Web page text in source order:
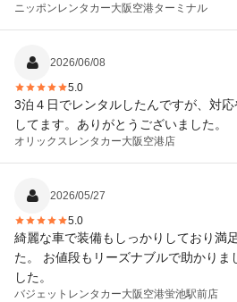
ニッポンレンタカー大阪空港ターミナル
2026/06/08
5.0
3泊４日でレンタルしたんですが、対
してます。ありがとうございました。
オリックスレンタカー大阪空港店
2026/05/27
5.0
綺麗な車で装備もしっかりしており満
た。 お値段もリーズナブルで助かりま
した。
バジェットレンタカー大阪空港蛍池駅前店